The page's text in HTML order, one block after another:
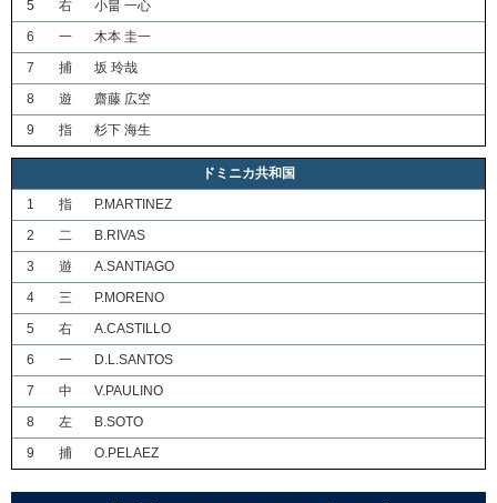
5 右
小畠 一心
6
一
木本 圭一
7
捕
坂 玲哉
8
遊
齋藤 広空
9
指 杉下 海生
ドミニカ共和国
1
指
P.MARTINEZ
2
二
B.RIVAS
3
遊
A.SANTIAGO
4
三
P.MORENO
5
右
A.CASTILLO
6
一
D.L.SANTOS
7
中
V.PAULINO
8
左
B.SOTO
9
捕 O.PELAEZ